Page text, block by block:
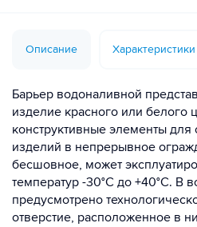
Описание Характеристики
Барьер водоналивной
изделие красного или белого
конструктивные элементы
изделий в непрерывное
бесшовное, может
температур -30°С до +40°С. В
предусмотрено
отверстие, расположенное в